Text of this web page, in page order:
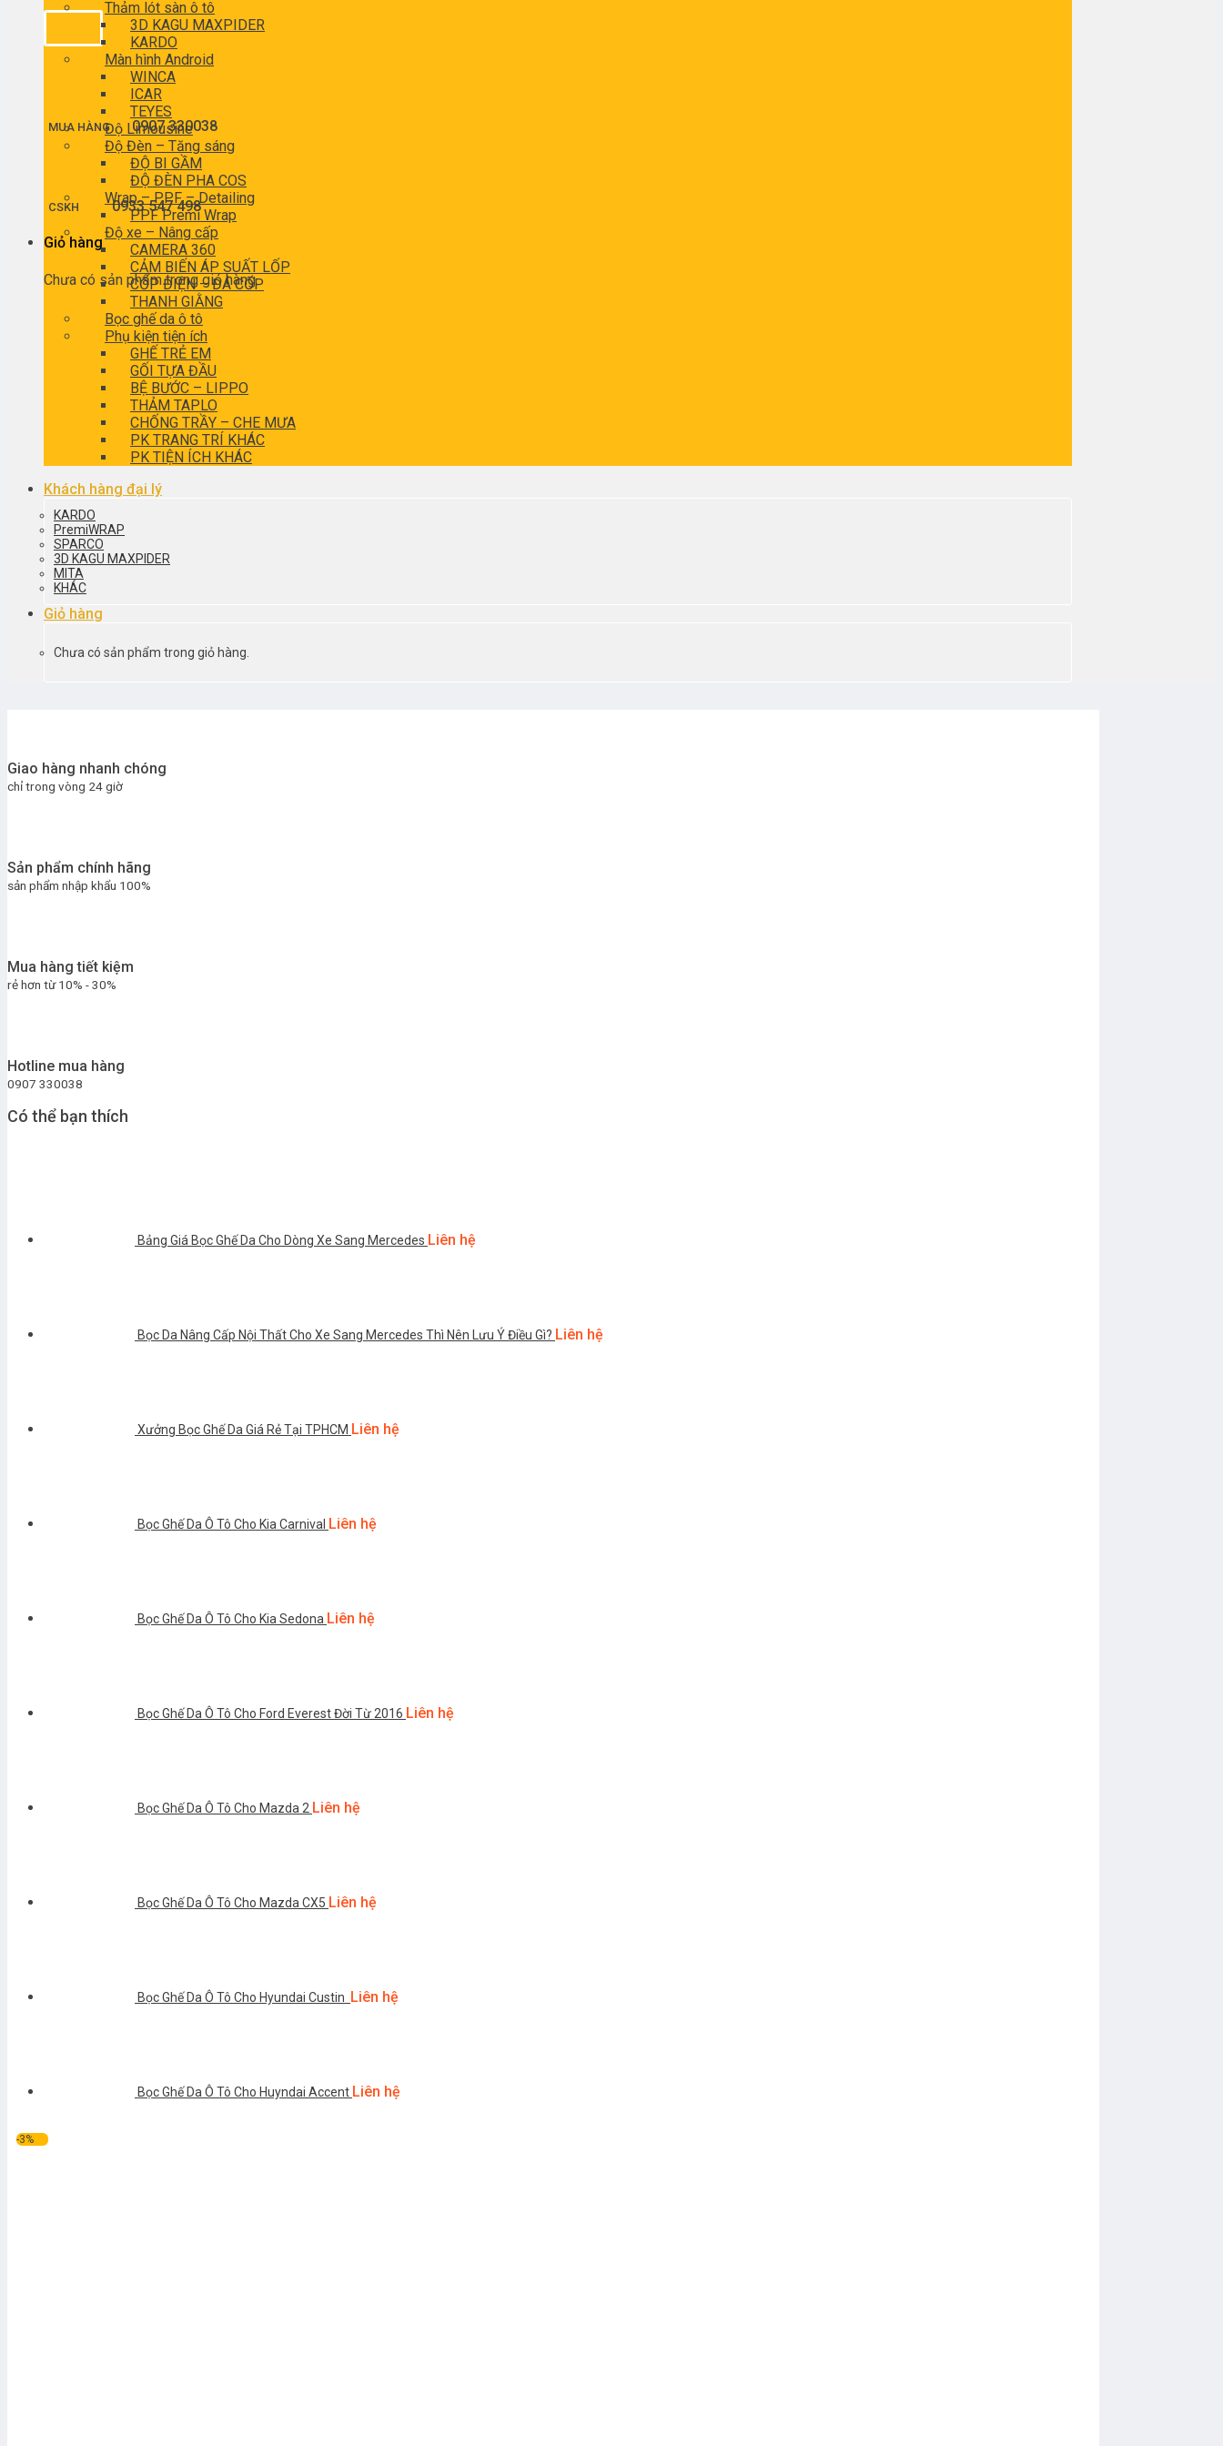
MUA HÀNG 0907 330038
CSKH0933 547 498
Giỏ hàng
Chưa có sản phẩm trong giỏ hàng.
Thảm lót sàn ô tô
3D KAGU MAXPIDER
KARDO
Màn hình Android
WINCA
ICAR
TEYES
Độ Limousine
Độ Đèn – Tăng sáng
ĐỘ BI GẦM
ĐỘ ĐÈN PHA COS
Wrap – PPF – Detailing
PPF Premi Wrap
Độ xe – Nâng cấp
CAMERA 360
CẢM BIẾN ÁP SUẤT LỐP
CỐP ĐIỆN – ĐÁ CỐP
THANH GIẰNG
Bọc ghế da ô tô
Phụ kiện tiện ích
GHẾ TRẺ EM
GỐI TỰA ĐẦU
BỆ BƯỚC – LIPPO
THẢM TAPLO
CHỐNG TRẦY – CHE MƯA
PK TRANG TRÍ KHÁC
PK TIỆN ÍCH KHÁC
Khách hàng đại lý
KARDO
PremiWRAP
SPARCO
3D KAGU MAXPIDER
MITA
KHÁC
Giỏ hàng
Chưa có sản phẩm trong giỏ hàng.
Giao hàng nhanh chóng
chỉ trong vòng 24 giờ
Sản phẩm chính hãng
sản phẩm nhập khẩu 100%
Mua hàng tiết kiệm
rẻ hơn từ 10% - 30%
Hotline mua hàng
0907 330038
Có thể bạn thích
Bảng Giá Bọc Ghế Da Cho Dòng Xe Sang Mercedes Liên hệ
Bọc Da Nâng Cấp Nội Thất Cho Xe Sang Mercedes Thì Nên Lưu Ý Điều Gì? Liên hệ
Xưởng Bọc Ghế Da Giá Rẻ Tại TPHCM Liên hệ
Bọc Ghế Da Ô Tô Cho Kia Carnival Liên hệ
Bọc Ghế Da Ô Tô Cho Kia Sedona Liên hệ
Bọc Ghế Da Ô Tô Cho Ford Everest Đời Từ 2016 Liên hệ
Bọc Ghế Da Ô Tô Cho Mazda 2 Liên hệ
Bọc Ghế Da Ô Tô Cho Mazda CX5 Liên hệ
Bọc Ghế Da Ô Tô Cho Hyundai Custin Liên hệ
Bọc Ghế Da Ô Tô Cho Huyndai Accent Liên hệ
-3%